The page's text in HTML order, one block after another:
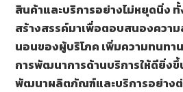
สินค้าและบริการอย่างไม่หยุดนิ่ง
สร้างสรรค์มาเพื่อตอบสนองความ
นอนของผู้บริโภค เพิ่มความทนทา
การพัฒนาการด้านบริการให้ดียิ่งขึ้
พัฒนาผลิตภัณฑ์และบริการอย่าง